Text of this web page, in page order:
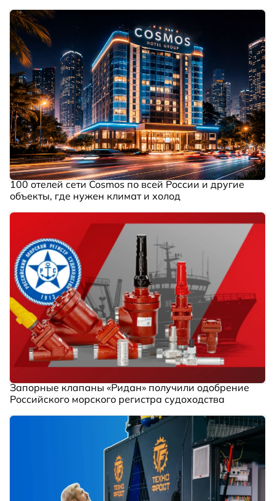
100 отелей сети Cosmos по всей России и другие
объекты, где нужен климат и холод
Запорные клапаны «Ридан» получили одобрение
Российского морского регистра судоходства